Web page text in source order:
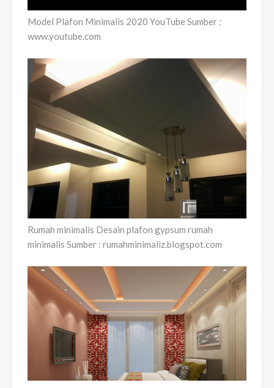
Model Plafon Minimalis 2020 YouTube Sumber :
www.youtube.com
Rumah minimalis Desain plafon gypsum rumah
minimalis Sumber : rumahminimaliz.blogspot.com